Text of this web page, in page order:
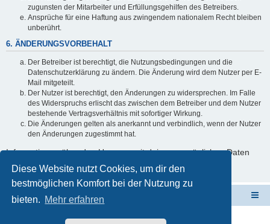
Diese Website nutzt Cookies, um dir den
bestmöglichen Komfort bei der Nutzung zu
bieten. Mehr erfahren
zugunsten der Mitarbeiter und Erfüllungsgehilfen des Betreibers.
Ansprüche für eine Haftung aus zwingendem nationalem Recht bleiben
unberührt.
6. ÄNDERUNGSVORBEHALT
Der Betreiber ist berechtigt, die Nutzungsbedingungen und die
Datenschutzerklärung zu ändern. Die Änderung wird dem Nutzer per E-
Mail mitgeteilt.
Der Nutzer ist berechtigt, den Änderungen zu widersprechen. Im Falle
des Widerspruchs erlischt das zwischen dem Betreiber und dem Nutzer
bestehende Vertragsverhältnis mit sofortiger Wirkung.
Die Änderungen gelten als anerkannt und verbindlich, wenn der Nutzer
den Änderungen zugestimmt hat.
Informationen über den Umgang mit deinen persönlichen Daten
sind in der Datenschutzerklärung enthalten.
ElabNET Technik Forum